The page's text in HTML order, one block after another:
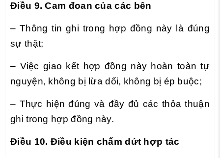
Điều 9. Cam đoan của các bên
– Thông tin ghi trong hợp đồng này là đúng
sự thật;
– Việc giao kết hợp đồng này hoàn toàn tự
nguyện, không bị lừa dối, không bị ép buộc;
– Thực hiện đúng và đầy đủ các thỏa thuận
ghi trong hợp đồng này.
Điều 10. Điều kiện chấm dứt hợp tác